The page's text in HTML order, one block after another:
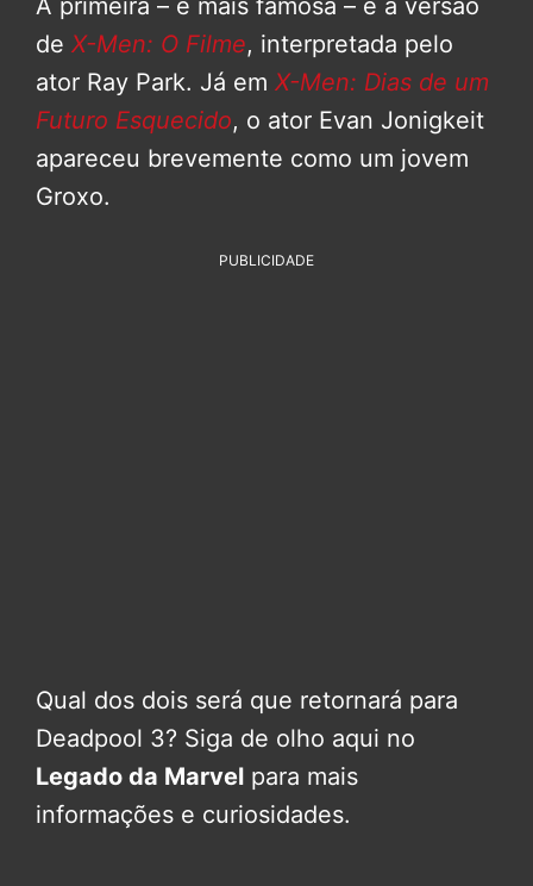
A primeira – e mais famosa – é a versão
de X-Men: O Filme, interpretada pelo
ator Ray Park. Já em X-Men: Dias de um
Futuro Esquecido, o ator Evan Jonigkeit
apareceu brevemente como um jovem
Groxo.
PUBLICIDADE
Qual dos dois será que retornará para
Deadpool 3? Siga de olho aqui no
Legado da Marvel para mais
informações e curiosidades.